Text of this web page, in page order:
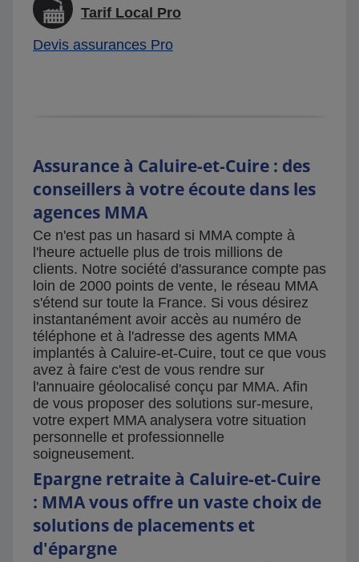
Tarif Local Pro
Devis assurances Pro
Assurance à Caluire-et-Cuire : des
conseillers à votre écoute dans les
agences MMA
Ce n'est pas un hasard si MMA compte à
l'heure actuelle plus de trois millions de
clients. Notre société d'assurance compte pas
loin de 2000 points de vente, le réseau MMA
s'étend sur toute la France. Si vous désirez
instantanément avoir accès au numéro de
téléphone et à l'adresse des agents MMA
implantés à Caluire-et-Cuire, tout ce que vous
avez à faire c'est de vous rendre sur
l'annuaire géolocalisé conçu par MMA. Afin
de vous proposer des solutions sur-mesure,
votre expert MMA analysera votre situation
personnelle et professionnelle
soigneusement.
Epargne retraite à Caluire-et-Cuire
: MMA vous offre un vaste choix de
solutions de placements et
d'épargne